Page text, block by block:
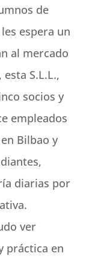
de
espera un
al mercado
S.L.L.,
socios y
empleados
Bilbao y
diarias por
ver
práctica en